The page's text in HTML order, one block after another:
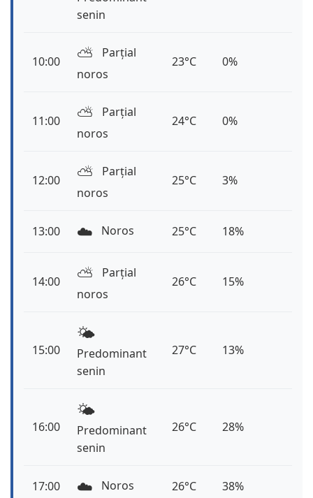
senin
10:00 ⛅️
Parțial
noros
23°C 0%
11:00 ⛅️
Parțial
noros
24°C 0%
12:00 ⛅️
Parțial
noros
25°C 3%
13:00 ☁️ Noros 25°C 18%
14:00 ⛅️
Parțial
noros
26°C 15%
15:00
🌤️
Predominant
senin
27°C 13%
16:00
🌤️
Predominant
senin
26°C 28%
17:00 ☁️ Noros 26°C 38%